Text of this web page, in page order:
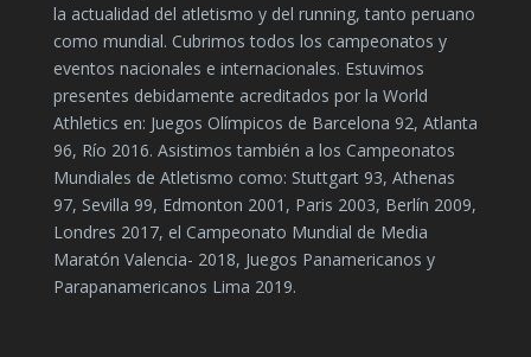
la actualidad del atletismo y del running, tanto peruano
como mundial. Cubrimos todos los campeonatos y
eventos nacionales e internacionales. Estuvimos
presentes debidamente acreditados por la World
Athletics en: Juegos Olímpicos de Barcelona 92, Atlanta
96, Río 2016. Asistimos también a los Campeonatos
Mundiales de Atletismo como: Stuttgart 93, Athenas
97, Sevilla 99, Edmonton 2001, Paris 2003, Berlín 2009,
Londres 2017, el Campeonato Mundial de Media
Maratón Valencia- 2018, Juegos Panamericanos y
Parapanamericanos Lima 2019.